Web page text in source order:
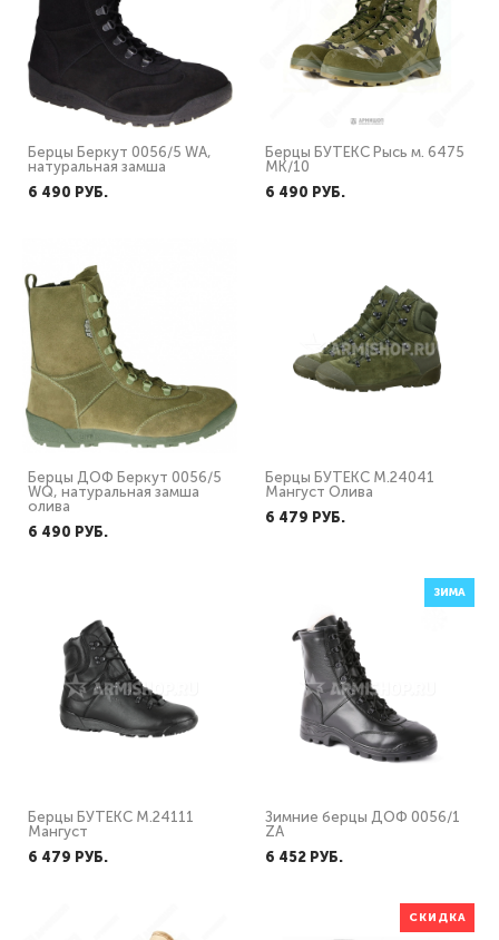
Берцы Беркут 0056/5 WA,
натуральная замша
6 490 PУБ.
Берцы БУТЕКС Рысь м. 6475
МК/10
6 490 PУБ.
Берцы ДОФ Беркут 0056/5
WQ, натуральная замша
олива
6 490 PУБ.
Берцы БУТЕКС М.24041
Мангуст Олива
6 479 PУБ.
Берцы БУТЕКС М.24111
Мангуст
6 479 PУБ.
ЗИМА
Зимние берцы ДОФ 0056/1
ZA
6 452 PУБ.
СКИДКА